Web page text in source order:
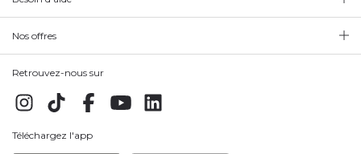
Nos offres
Retrouvez-nous sur
Téléchargez l'app